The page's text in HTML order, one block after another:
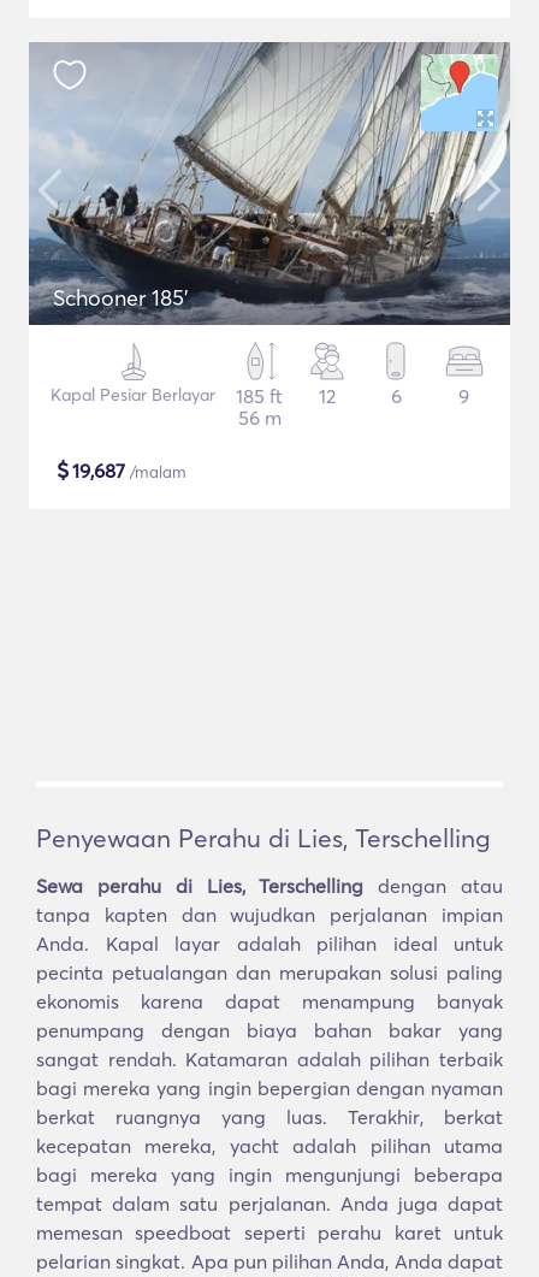
Schooner 185'
Kapal Pesiar Berlayar
185 ft
56 m
12 6 9
$19,687 /malam
Penyewaan Perahu di Lies, Terschelling
Sewa perahu di Lies, Terschelling dengan atau
tanpa kapten dan wujudkan perjalanan impian
Anda. Kapal layar adalah pilihan ideal untuk
pecinta petualangan dan merupakan solusi paling
ekonomis karena dapat menampung banyak
penumpang dengan biaya bahan bakar yang
sangat rendah. Katamaran adalah pilihan terbaik
bagi mereka yang ingin bepergian dengan nyaman
berkat ruangnya yang luas. Terakhir, berkat
kecepatan mereka, yacht adalah pilihan utama
bagi mereka yang ingin mengunjungi beberapa
tempat dalam satu perjalanan. Anda juga dapat
memesan speedboat seperti perahu karet untuk
pelarian singkat. Apa pun pilihan Anda, Anda dapat